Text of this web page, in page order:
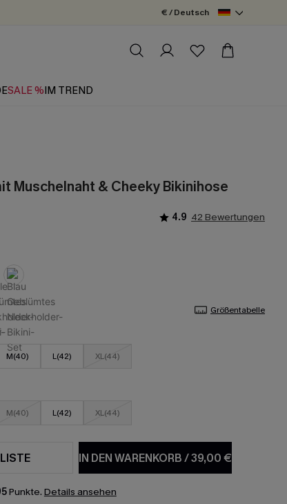
€ / Deutsch
SALE %IM TREND
Muschelnaht & Cheeky Bikinihose
4.9 42 Bewertungen
Größentabelle
M(40) L(42) XL(44)
M(40) L(42) XL(44)
IN DEN WARENKORB/39,00 €
Punkte. Details ansehen